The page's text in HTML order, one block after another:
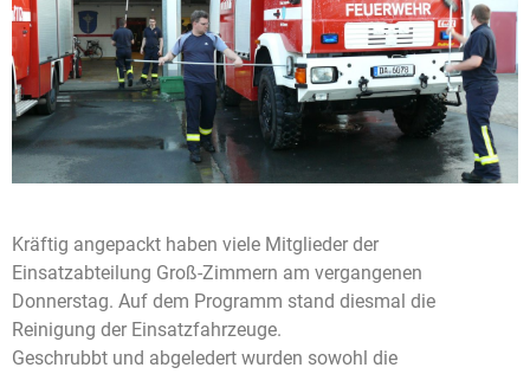
Kräftig angepackt haben viele Mitglieder der
Einsatzabteilung Groß-Zimmern am vergangenen
Donnerstag. Auf dem Programm stand diesmal die
Reinigung der Einsatzfahrzeuge.
Geschrubbt und abgeledert wurden sowohl die